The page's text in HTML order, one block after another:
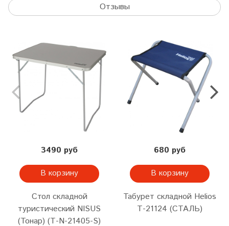
Отзывы
3490 руб
В корзину
Стол складной
туристический NISUS
(Тонар) (Т-N-21405-S)
680 руб
В корзину
Табурет складной Helios
Т-21124 (СТАЛЬ)